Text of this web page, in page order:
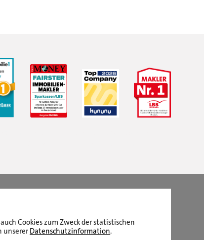
Cookies zum Zweck der statistischen
unserer Datenschutzinformation.